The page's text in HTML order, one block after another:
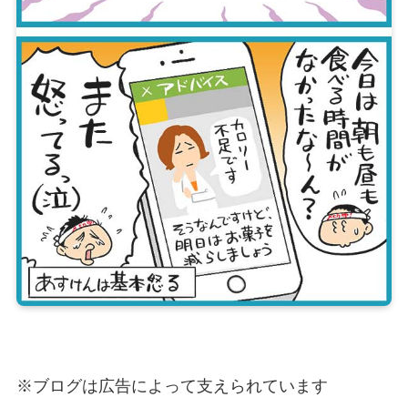
※ブログは広告によって支えられています